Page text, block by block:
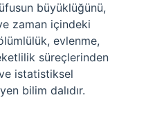
büyüklüğünü,
ve zaman içindeki
evlenme,
süreçlerinden
istatistiksel
bilim dalıdır.